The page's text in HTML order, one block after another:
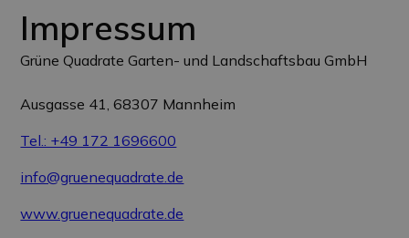
Impressum
Grüne Quadrate Garten- und Landschaftsbau GmbH
Ausgasse 41, 68307 Mannheim
Tel.: +49 172 1696600
info@gruenequadrate.de
www.gruenequadrate.de